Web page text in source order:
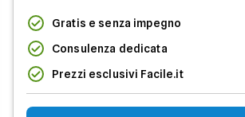
Gratis e senza impegno
Consulenza dedicata
Prezzi esclusivi Facile.it